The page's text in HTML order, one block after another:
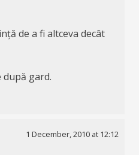
de a fi altceva decât
gard.
1 December, 2010 at 12:12